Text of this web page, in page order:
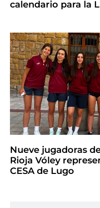
calendario para la
Nueve jugadoras
Rioja Vóley
CESA de Lugo